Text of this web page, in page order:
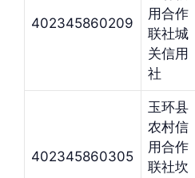
402345860209
用合作
联社城
关信用
社
402345860305
玉环县
农村信
用合作
联社坎